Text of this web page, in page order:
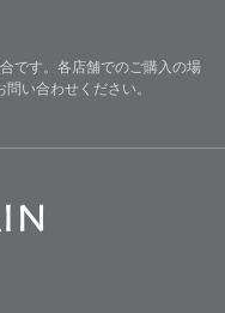
です。各店舗でのご購入の場
い合わせください。